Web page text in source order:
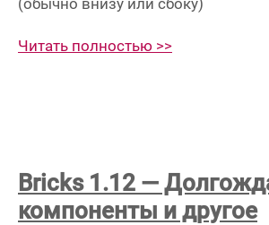
(обычно внизу или сбоку)
Читать полностью >>
Bricks 1.12 —
компоненты и другое